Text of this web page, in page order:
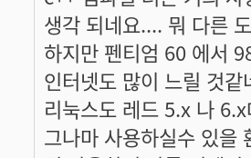
생각 되네요.... 뭐 다른
하지만 펜티엄 60 에서
인터넷도 많이 느릴 것같
리눅스도 레드 5.x 나
그나마 사용하실수 있을